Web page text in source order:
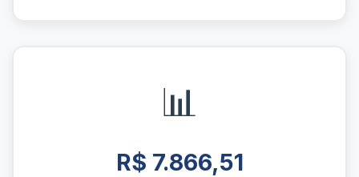
📊
R$ 7.866,51